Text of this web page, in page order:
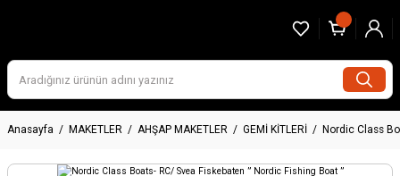
Anasayfa MAKETLER AHŞAP MAKETLER GEMİ KİTLERİ Nordic Class